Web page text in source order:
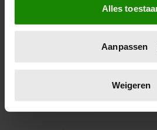
Informatie verzamelen
locatie, die tot een paar meter
scannen op specifieke
verwerkt en stel uw voorkeuren in
intrekken in de Cookieverklaring.
Alles
Aanpassen
Weigeren